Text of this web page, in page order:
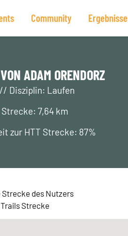
Community Ergebnisse
ADAM ORENDORZ
Disziplin: Laufen
7,64 km
zur HTT Strecke: 87%
des Nutzers
Strecke